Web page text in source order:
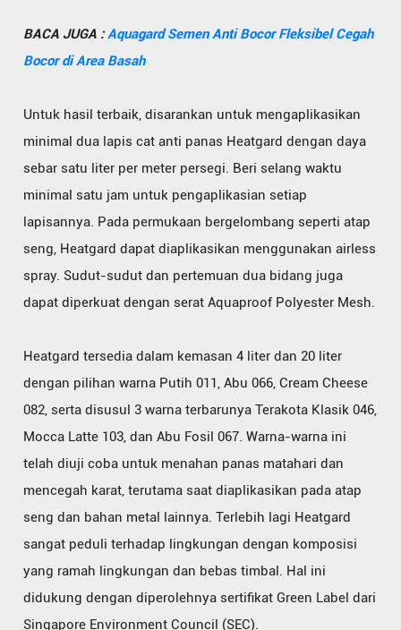
BACA JUGA :Aquagard Semen Anti Bocor Fleksibel Cegah
Bocor di Area Basah
Untuk hasil terbaik, disarankan untuk mengaplikasikan
minimal dua lapis cat anti panas Heatgard dengan daya
sebar satu liter per meter persegi. Beri selang waktu
minimal satu jam untuk pengaplikasian setiap
lapisannya. Pada permukaan bergelombang seperti atap
seng, Heatgard dapat diaplikasikan menggunakan airless
spray. Sudut-sudut dan pertemuan dua bidang juga
dapat diperkuat dengan serat Aquaproof Polyester Mesh.
Heatgard tersedia dalam kemasan 4 liter dan 20 liter
dengan pilihan warna Putih 011, Abu 066, Cream Cheese
082, serta disusul 3 warna terbarunya Terakota Klasik 046,
Mocca Latte 103, dan Abu Fosil 067. Warna-warna ini
telah diuji coba untuk menahan panas matahari dan
mencegah karat, terutama saat diaplikasikan pada atap
seng dan bahan metal lainnya. Terlebih lagi Heatgard
sangat peduli terhadap lingkungan dengan komposisi
yang ramah lingkungan dan bebas timbal. Hal ini
didukung dengan diperolehnya sertifikat Green Label dari
Singapore Environment Council (SEC).